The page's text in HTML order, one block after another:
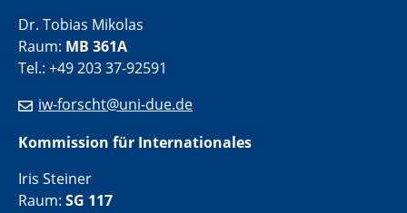
Dr. Tobias Mikolas
Raum: MB 361A
Tel.: +49 203 37-92591
iw-forscht@uni-due.de
Kommission für Internationales
Iris Steiner
Raum: SG 117